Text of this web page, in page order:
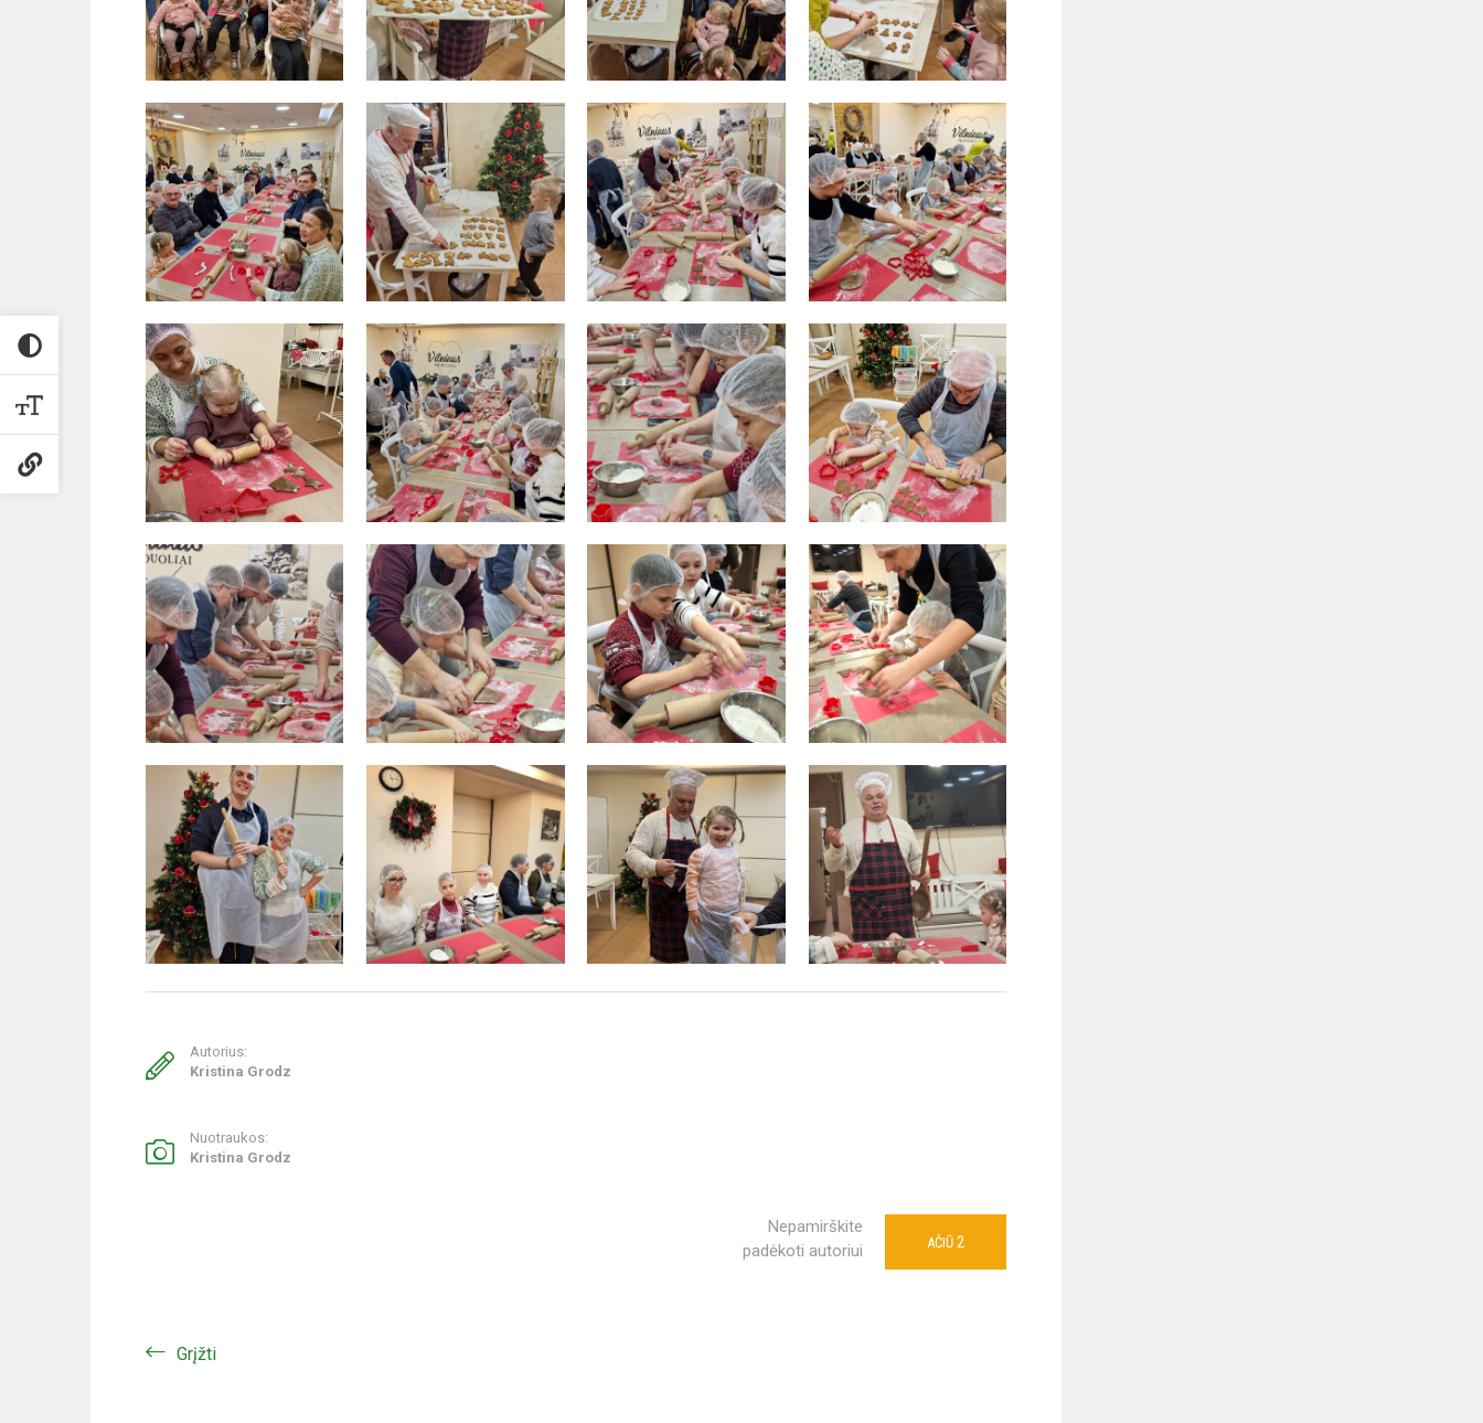
Autorius:
Kristina Grodz
Nuotraukos:
Kristina Grodz
Nepamirškite
padėkoti autoriui
AČIŪ 2
Grįžti